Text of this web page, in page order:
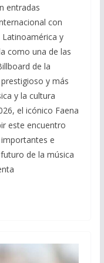
entradas
con
y
como una de las
de la
y más
y la cultura
el icónico Faena
este encuentro
e
de la música